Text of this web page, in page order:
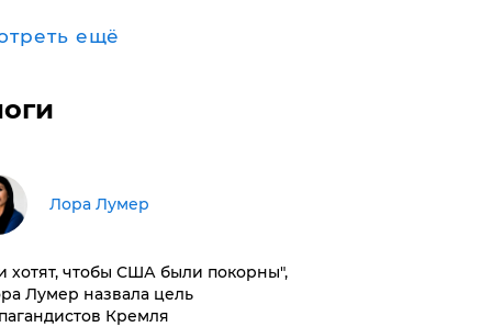
ещё
​Лора Лумер
хотят, чтобы США были покорны",
Лумер назвала цель
Кремля